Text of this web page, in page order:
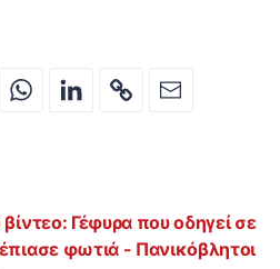
Γέφυρα που οδηγεί σε
φωτιά - Πανικόβλητοι